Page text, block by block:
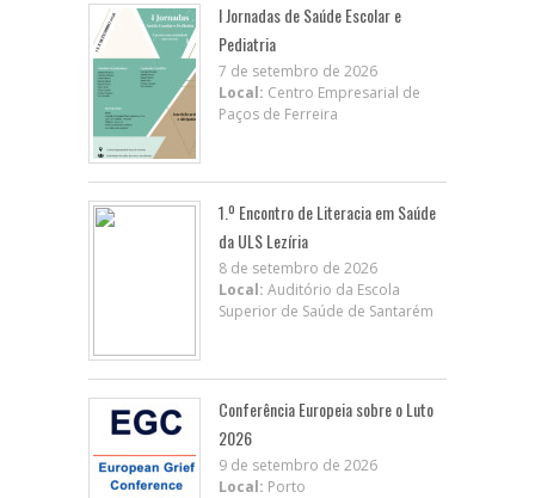
I Jornadas de Saúde Escolar e
Pediatria
7 de setembro de 2026
Local: Centro Empresarial de
Paços de Ferreira
1.º Encontro de Literacia em Saúde
da ULS Lezíria
8 de setembro de 2026
Local: Auditório da Escola
Superior de Saúde de Santarém
Conferência Europeia sobre o Luto
2026
9 de setembro de 2026
Local: Porto